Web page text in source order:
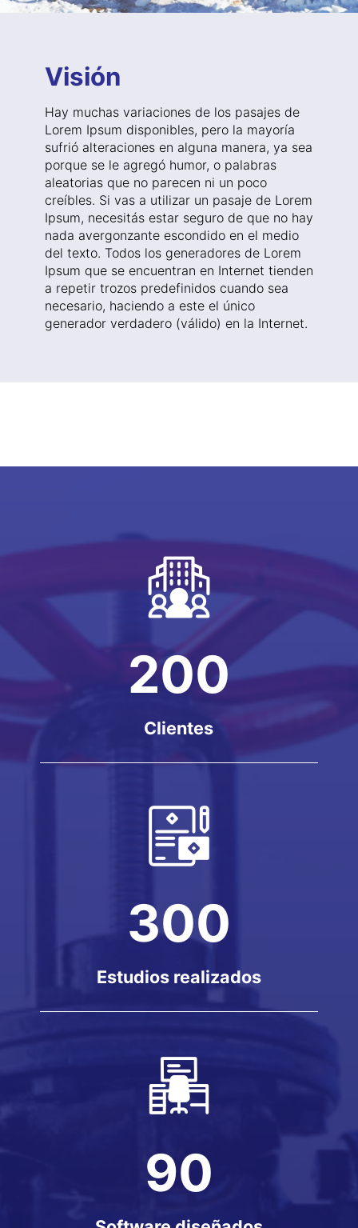
Visión
Hay muchas variaciones de los pasajes de
Lorem Ipsum disponibles, pero la mayoría
sufrió alteraciones en alguna manera, ya sea
porque se le agregó humor, o palabras
aleatorias que no parecen ni un poco
creíbles. Si vas a utilizar un pasaje de Lorem
Ipsum, necesitás estar seguro de que no hay
nada avergonzante escondido en el medio
del texto. Todos los generadores de Lorem
Ipsum que se encuentran en Internet tienden
a repetir trozos predefinidos cuando sea
necesario, haciendo a este el único
generador verdadero (válido) en la Internet.
200
Clientes
300
Estudios realizados
90